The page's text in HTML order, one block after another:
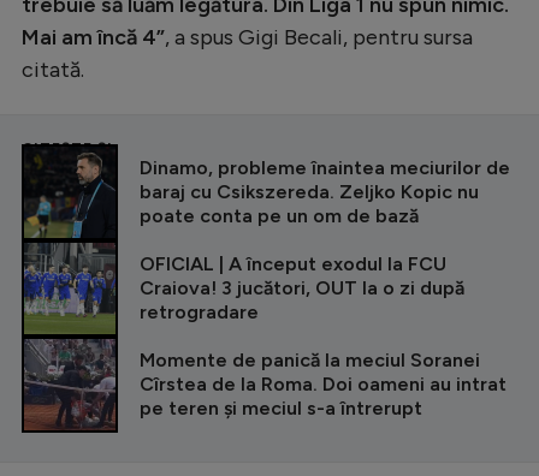
Mai am încă 4”, a spus Gigi Becali, pentru sursa
citată.
CITEȘTE ȘI
Dinamo, probleme înaintea meciurilor de
baraj cu Csikszereda. Zeljko Kopic nu
poate conta pe un om de bază
OFICIAL | A început exodul la FCU
Craiova! 3 jucători, OUT la o zi după
retrogradare
Momente de panică la meciul Soranei
Cîrstea de la Roma. Doi oameni au intrat
pe teren și meciul s-a întrerupt